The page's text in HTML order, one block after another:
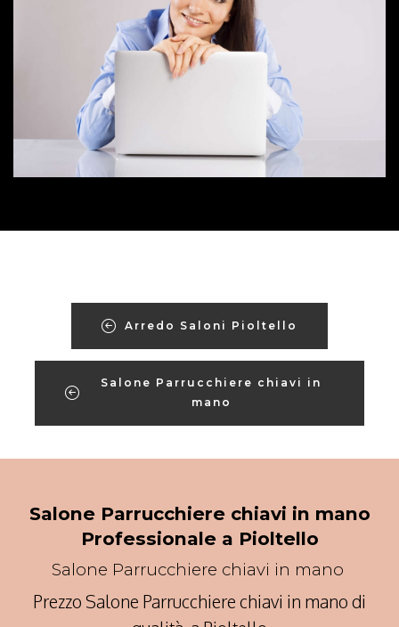
Arredo Saloni Pioltello
Salone Parrucchiere chiavi in
mano
Salone Parrucchiere chiavi in mano
Professionale a Pioltello
Salone Parrucchiere chiavi in mano
Prezzo Salone Parrucchiere chiavi in mano di